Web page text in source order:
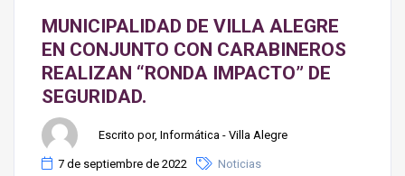
MUNICIPALIDAD DE VILLA ALEGRE
EN CONJUNTO CON CARABINEROS
REALIZAN “RONDA IMPACTO” DE
SEGURIDAD.
Escrito por, Informática - Villa Alegre
7 de septiembre de 2022
Noticias